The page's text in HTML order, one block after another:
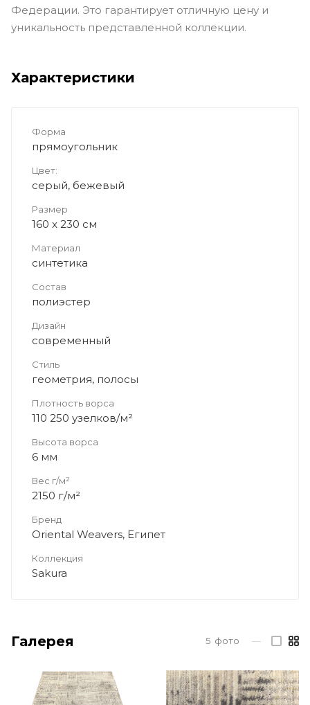
Федерации. Это гарантирует отличную цену и
уникальность представленной коллекции.
Характеристики
Форма
прямоугольник
Цвет:
серый, бежевый
Размер
160 x 230 см
Материал
синтетика
Состав
полиэстер
Дизайн
современный
Стиль
геометрия, полосы
Плотность ворса
110 250 узелков/м²
Высота ворса
6 мм
Вес г/м²
2150 г/м²
Бренд
Oriental Weavers, Египет
Коллекция
Sakura
Галерея 5 фото —